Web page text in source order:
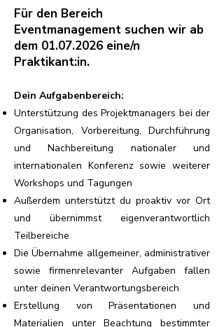
Für den Bereich
Eventmanagement suchen wir ab
dem 01.07.2026 eine/n
Praktikant:in.
Dein Aufgabenbereich:
Unterstützung des Projektmanagers bei der
Organisation, Vorbereitung, Durchführung
und Nachbereitung nationaler und
internationalen Konferenz sowie weiterer
Workshops und Tagungen
Außerdem unterstützt du proaktiv vor Ort
und übernimmst eigenverantwortlich
Teilbereiche
Die Übernahme allgemeiner, administrativer
sowie firmenrelevanter Aufgaben fallen
unter deinen Verantwortungsbereich
Erstellung von Präsentationen und
Materialien unter Beachtung bestimmter